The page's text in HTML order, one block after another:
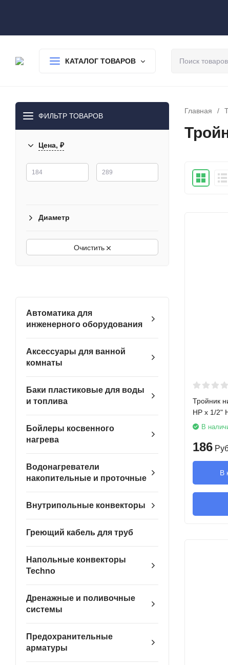
КАТАЛОГ ТОВАРОВ
ФИЛЬТР ТОВАРОВ
Цена, ₽
Диаметр
Очистить
Автоматика для
инженерного оборудования
Аксессуары для ванной
комнаты
Баки пластиковые для воды
и топлива
Бойлеры косвенного
нагрева
Водонагреватели
накопительные и проточные
Внутрипольные конвекторы
Греющий кабель для труб
Напольные конвекторы
Techno
Дренажные и поливочные
системы
Предохранительные
арматуры
Главная /
Тройник
НР х 1/2"
В
186
В